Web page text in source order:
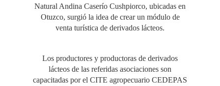
Natural Andina Caserío Cushpiorco, ubicadas en
Otuzco, surgió la idea de crear un módulo de
venta turística de derivados lácteos.
Los productores y productoras de derivados
lácteos de las referidas asociaciones son
capacitadas por el CITE agropecuario CEDEPAS